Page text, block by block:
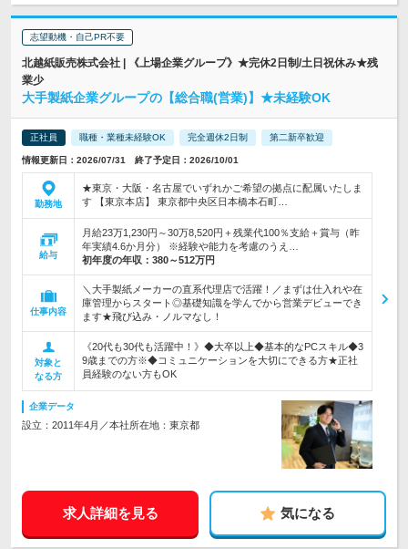
志望動機・自己PR不要
北越紙販売株式会社 | 《上場企業グループ》★完休2日制/土日祝休み★残
業少
大手製紙企業グループの【総合職(営業)】★未経験OK
正社員 職種・業種未経験OK 完全週休2日制 第二新卒歓迎
情報更新日：2026/07/31 終了予定日：2026/10/01
勤務地
★東京・大阪・名古屋でいずれかご希望の拠点に配属いたしま
す 【東京本店】 東京都中央区日本橋本石町…
給与
月給23万1,230円～30万8,520円＋残業代100％支給＋賞与（昨
年実績4.6か月分） ※経験や能力を考慮のうえ…
初年度の年収： 380～512万円
仕事内容
＼大手製紙メーカーの直系代理店で活躍！／まずは仕入れや在
庫管理からスタート◎基礎知識を学んでから営業デビューでき
ます★飛び込み・ノルマなし！
対象と
なる方
《20代も30代も活躍中！》◆大卒以上◆基本的なPCスキル◆3
9歳までの方※◆コミュニケーションを大切にできる方★正社
員経験のない方もOK
企業データ
設立：2011年4月／本社所在地：東京都
求人詳細を見る 気になる